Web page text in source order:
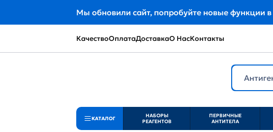
Мы обновили сайт, попробуйте новые функции в
КачествоОплатаДоставкаО НасКонтакты
КАТАЛОГ
НАБОРЫ
РЕАГЕНТОВ
ПЕРВИЧНЫЕ
АНТИТЕЛА